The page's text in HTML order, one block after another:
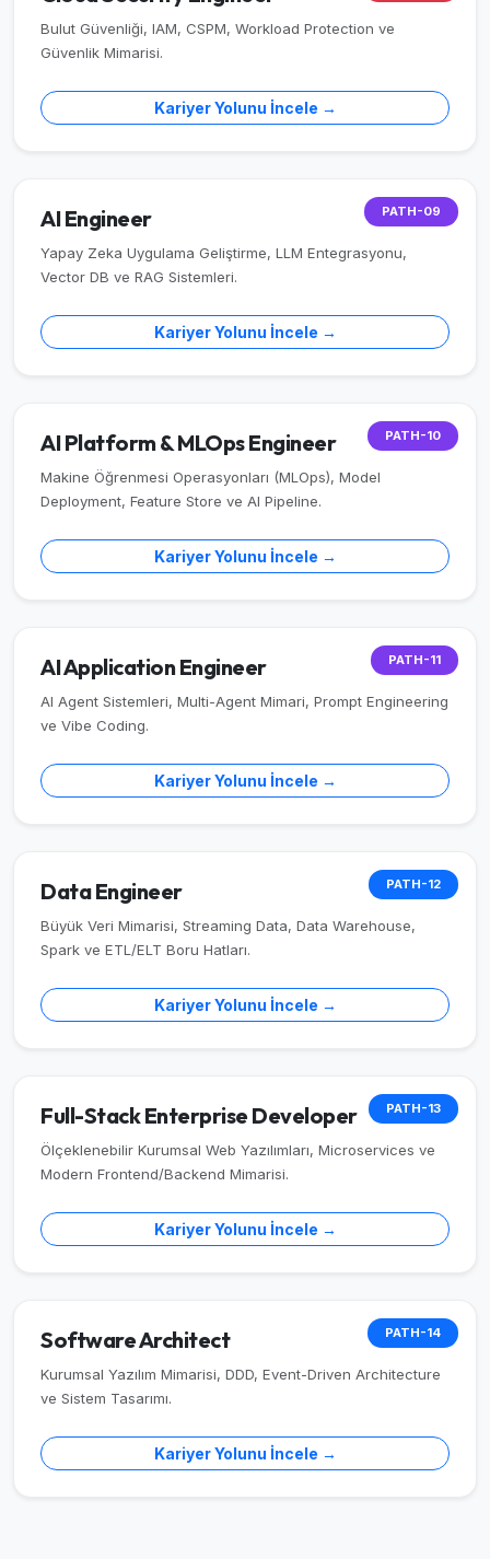
Bulut Güvenliği, IAM, CSPM, Workload Protection ve
Güvenlik Mimarisi.
Kariyer Yolunu İncele →
PATH-09
AI Engineer
Yapay Zeka Uygulama Geliştirme, LLM Entegrasyonu,
Vector DB ve RAG Sistemleri.
Kariyer Yolunu İncele →
PATH-10
AI Platform & MLOps Engineer
Makine Öğrenmesi Operasyonları (MLOps), Model
Deployment, Feature Store ve AI Pipeline.
Kariyer Yolunu İncele →
PATH-11
AI Application Engineer
AI Agent Sistemleri, Multi-Agent Mimari, Prompt Engineering
ve Vibe Coding.
Kariyer Yolunu İncele →
PATH-12
Data Engineer
Büyük Veri Mimarisi, Streaming Data, Data Warehouse,
Spark ve ETL/ELT Boru Hatları.
Kariyer Yolunu İncele →
PATH-13
Full-Stack Enterprise Developer
Ölçeklenebilir Kurumsal Web Yazılımları, Microservices ve
Modern Frontend/Backend Mimarisi.
Kariyer Yolunu İncele →
PATH-14
Software Architect
Kurumsal Yazılım Mimarisi, DDD, Event-Driven Architecture
ve Sistem Tasarımı.
Kariyer Yolunu İncele →